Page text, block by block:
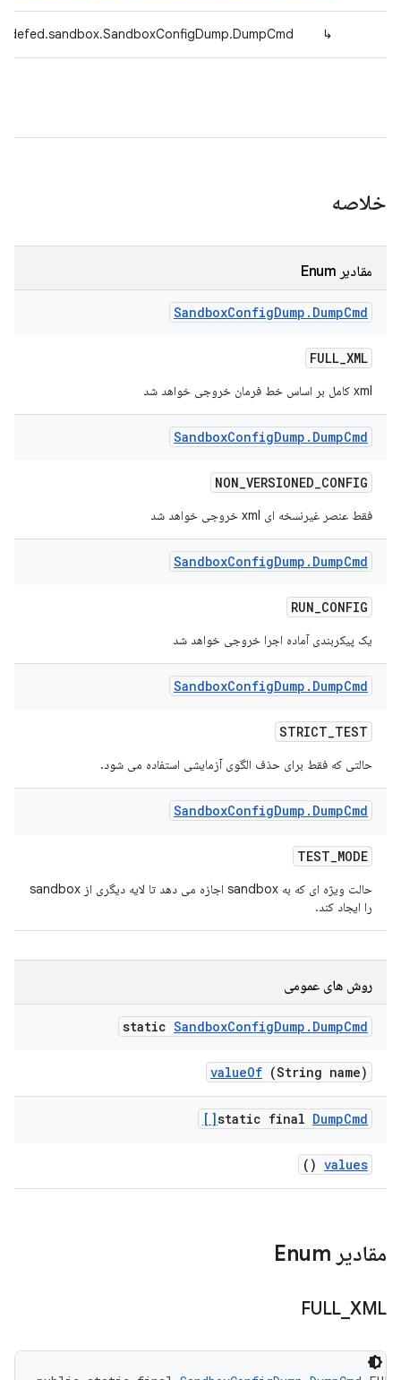
↳
خلاصه
مقادیر Enum
SandboxConfigDump . DumpCmd
FULL_XML
xml کامل بر اساس خط فرمان خروجی خواهد شد
SandboxConfigDump . DumpCmd
NON_VERSIONED_CONFIG
فقط عنصر غیرنسخه ای xml خروجی خواهد شد
SandboxConfigDump . DumpCmd
RUN_CONFIG
یک پیکربندی آماده اجرا خروجی خواهد شد
SandboxConfigDump . DumpCmd
STRICT_TEST
حالتی که فقط برای حذف الگوی آزمایشی استفاده می شود.
SandboxConfigDump . DumpCmd
TEST_MODE
حالت ویژه ای که به sandbox اجازه می دهد تا لایه دیگری از sandbox
را ایجاد کند.
روش های عمومی
static SandboxConfigDump . DumpCmd
valueOf (String name)
static final DumpCmd[]
values
()
مقادیر Enum
FULL XML